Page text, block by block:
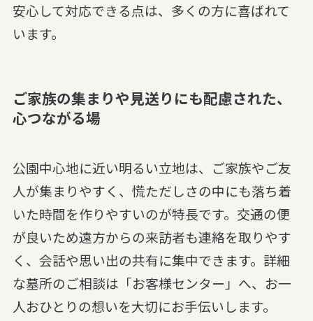
安心して対応できる点は、多くの方に喜ばれて
います。
ご家族の集まりや見送りにも配慮された、
心つながる場
公園中心地に近い明るい立地は、ご家族やご友
人が集まりやすく、慌ただしさの中にも落ち着
いた時間を作りやすいのが特長です。交通の便
が良いため遠方からの来訪者も連絡を取りやす
く、会話や思い出の共有に集中できます。詳細
な墓所のご相談は「お客様センター」へ、お一
人おひとりの想いを大切にお手伝いします。